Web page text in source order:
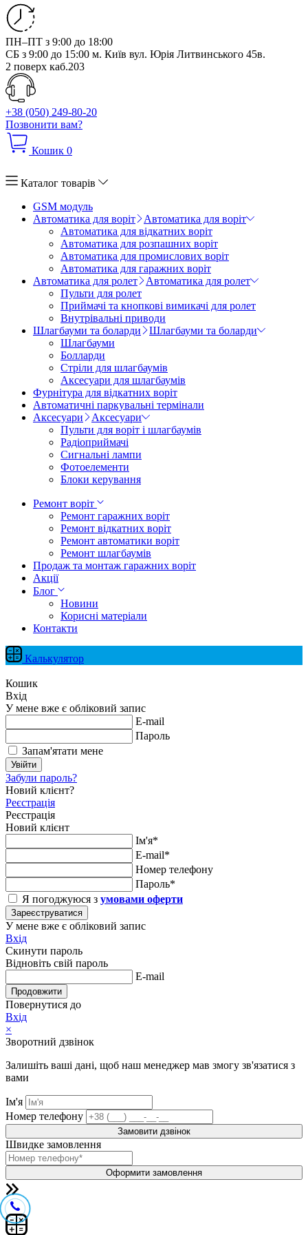
ПН–ПТ з 9:00 до 18:00
СБ з 9:00 до 15:00 м. Київ вул. Юрія Литвинського 45в.
2 поверх каб.203
+38 (050) 249-80-20
Позвонити вам?
Кошик 0
Каталог товарів
GSM модуль
Автоматика для воріт
Автоматика для воріт
Автоматика для відкатних воріт
Автоматика для розпашних воріт
Автоматика для промислових воріт
Автоматика для гаражних воріт
Автоматика для ролет
Автоматика для ролет
Пульти для ролет
Приймачі та кнопкові вимикачі для ролет
Внутрівальні приводи
Шлагбауми та боларди
Шлагбауми та боларди
Шлагбауми
Болларди
Стріли для шлагбаумів
Аксесуари для шлагбаумів
Фурнітура для відкатних воріт
Автоматичні паркувальні термінали
Аксесуари
Аксесуари
Пульти для воріт і шлагбаумів
Радіоприймачі
Сигнальні лампи
Фотоелементи
Блоки керування
Ремонт воріт
Ремонт гаражних воріт
Ремонт відкатних воріт
Ремонт автоматики воріт
Ремонт шлагбаумів
Продаж та монтаж гаражних воріт
Акції
Блог
Новини
Корисні матеріали
Контакти
Калькулятор
Кошик
Вхід
У мене вже є обліковий запис
E-mail
Пароль
Запам'ятати мене
Увійти
Забули пароль?
Новий клієнт?
Реєстрація
Реєстрація
Новий клієнт
Ім'я*
E-mail*
Номер телефону
Пароль*
Я погоджуюся з умовами оферти
Зареєструватися
У мене вже є обліковий запис
Вхід
Скинути пароль
Відновіть свій пароль
E-mail
Продовжити
Повернутися до
Вхід
×
Зворотний дзвінок
Залишіть ваші дані, щоб наш менеджер мав змогу зв'язатися з
вами
Ім'я
Номер телефону
Замовити дзвінок
Швидке замовлення
Оформити замовлення